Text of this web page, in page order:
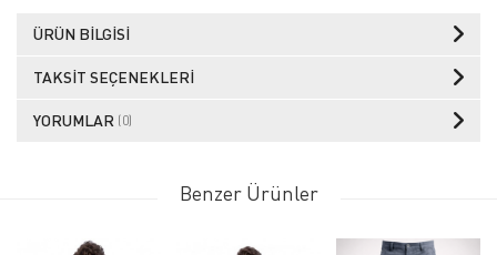
ÜRÜN BILGISI
TAKSIT SEÇENEKLERI
YORUMLAR (0)
Benzer Ürünler